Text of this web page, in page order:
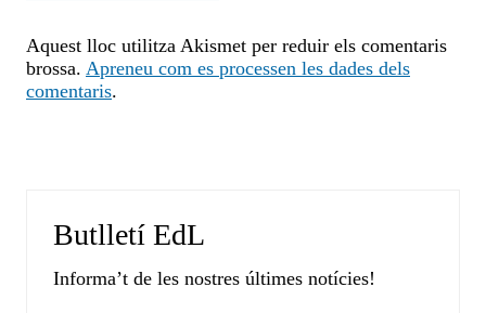
Aquest lloc utilitza Akismet per reduir els comentaris
brossa. Apreneu com es processen les dades dels
comentaris.
Butlletí EdL
Informa’t de les nostres últimes notícies!